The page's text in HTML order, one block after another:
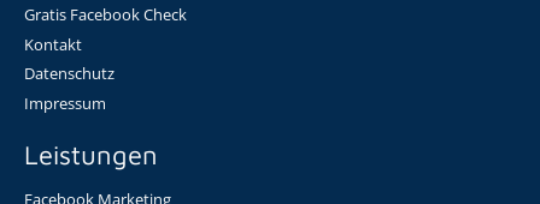
Gratis Facebook Check
Kontakt
Datenschutz
Impressum
Leistungen